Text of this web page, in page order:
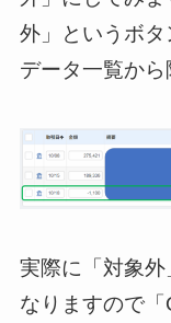
外」というボ
データ一覧から
実際に「対象
なりますので「